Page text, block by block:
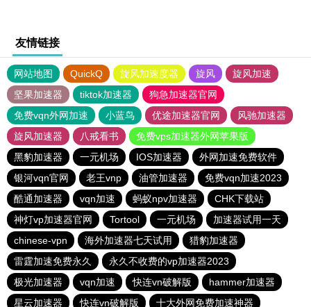
友情链接
网站地图 QuickQ 旋风加速度器 旋风
旋风加速
坚果加速器
tiktok加速器
狗急加速器官网
免费vqn外网加速
小蓝鸟 优途加速器官网
风驰加速器
旋风加速器
八戒看书
免费vps加速器外网苹果版
黑豹加速器
一元机场 IOS加速器
外网加速免费软件
银河vqn官网
老王vnp 油管加速器
免费vqn加速2023
酷通加速器
vqn加速 蚂蚁npv加速器
CHK下载站
神灯vp加速器官网
Tortool 一元机场
加速器试用一天
chinese-vpn
海外加速器七天试用
猎豹加速器
雷霆加速免费永久
永久不收费的vp加速器2023
极光加速器
vqn加速 快连vn破解版
hammer加速器
星云加速器
快连vn破解版 十大外网免费加速神器